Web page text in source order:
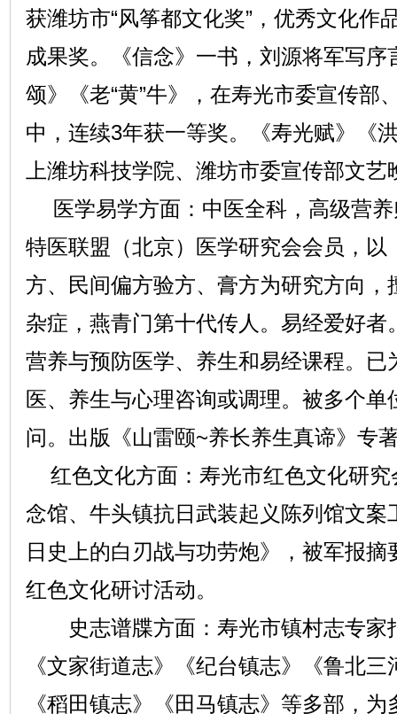
获潍坊市“风筝都文化奖”，优秀文化作
成果奖。《信念》一书，刘源将军写序
颂》《老“黄”牛》，在寿光市委宣传部
中，连续3年获一等奖。《寿光赋》《
上潍坊科技学院、潍坊市委宣传部文艺
医学易学方面：中医全科，高级营养
特医联盟（北京）医学研究会会员，以
方、民间偏方验方、膏方为研究方向，
杂症，燕青门第十代传人。易经爱好者
营养与预防医学、养生和易经课程。已
医、养生与心理咨询或调理。被多个单
问。出版《山雷颐~养长养生真谛》专
红色文化方面：寿光市红色文化研究
念馆、牛头镇抗日武装起义陈列馆文案
日史上的白刃战与功劳炮》，被军报
红色文化研讨活动。
史志谱牒方面：寿光市镇村志专家
《文家街道志》《纪台镇志》《鲁北
《稻田镇志》《田马镇志》等多部，